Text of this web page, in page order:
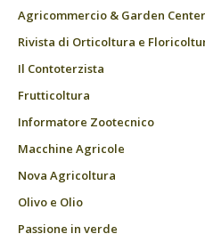
Agricommercio & Garden Center
Rivista di Orticoltura e
Il Contoterzista
Frutticoltura
Informatore Zootecnico
Macchine Agricole
Nova Agricoltura
Olivo e Olio
Passione in verde